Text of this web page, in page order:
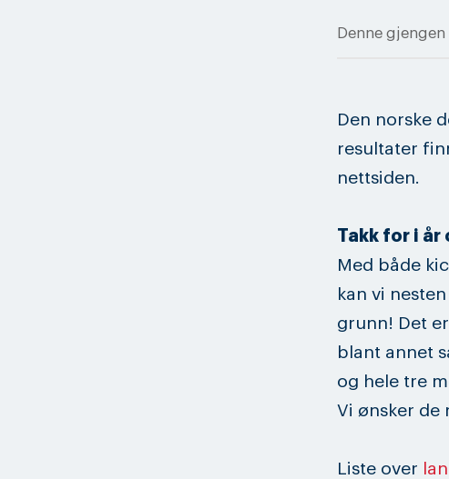
Denne
Den norske
resultater
nettsiden.
Takk for i år
Med både
kan vi
grunn! Det
blant annet
og hele tre
Vi ønsker de
Liste over